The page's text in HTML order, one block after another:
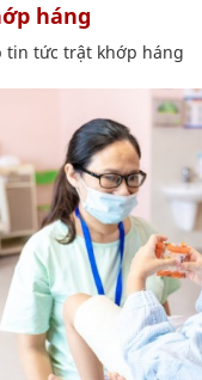
háng
tin tức trật khớp háng